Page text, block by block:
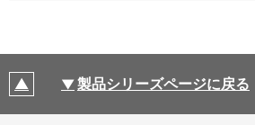
製品シリーズページに戻る